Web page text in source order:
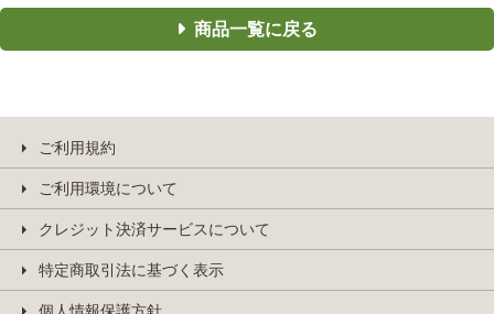
商品一覧に戻る
ご利用規約
ご利用環境について
クレジット決済サービスについて
特定商取引法に基づく表示